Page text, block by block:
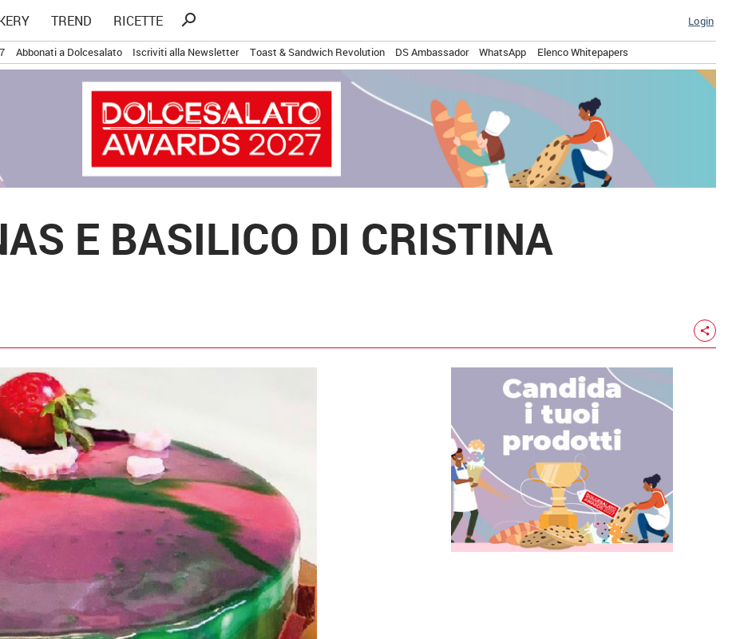
TREND RICETTE
Ricerca
search Login
Abbonati a Dolcesalato Iscriviti alla Newsletter Toast & Sandwich Revolution DS Ambassador WhatsApp Elenco Whitepapers
E BASILICO DI CRISTINA
share